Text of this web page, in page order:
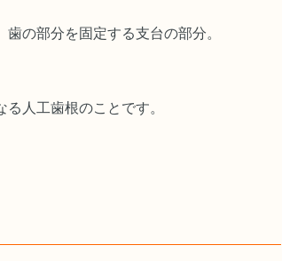
の部分を固定する支台の部分。
人工歯根のことです。